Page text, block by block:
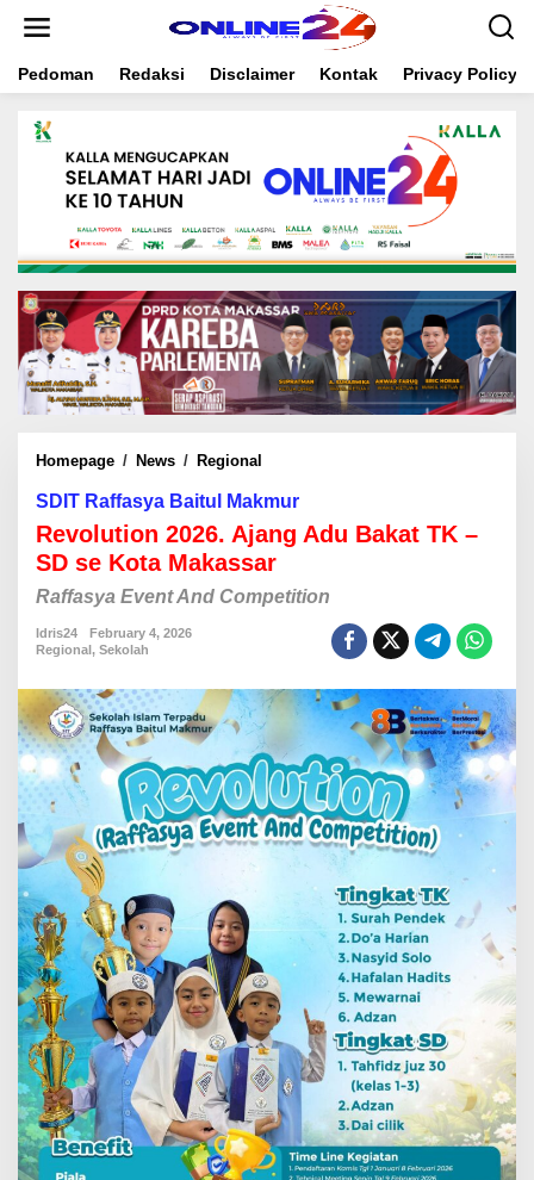
t
Pedoman Redaksi Disclaimer Kontak Privacy Policy
Homepage / News / Regional
v
o
l
u
t
i
0
2
6
.
A
j
a
n
u
a
k
a
t
T
K
-
S
D
s
SDIT Raffasya Baitul Makmur
Revolution 2026. Ajang Adu Bakat TK –
SD se Kota Makassar
Raffasya Event And Competition
Idris24
February 4, 2026
Regional , Sekolah